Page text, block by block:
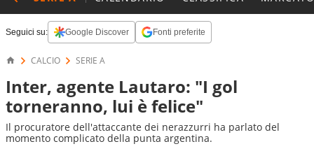
Seguici su: Google Discover Fonti preferite
CALCIO SERIE A
Inter, agente Lautaro: "I gol
torneranno, lui è felice"
Il procuratore dell'attaccante dei nerazzurri ha parlato del
momento complicato della punta argentina.